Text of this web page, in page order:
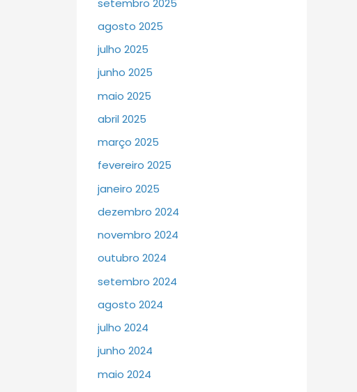
agosto 2025
julho 2025
junho 2025
maio 2025
abril 2025
março 2025
fevereiro 2025
janeiro 2025
dezembro 2024
novembro 2024
outubro 2024
setembro 2024
agosto 2024
julho 2024
junho 2024
maio 2024